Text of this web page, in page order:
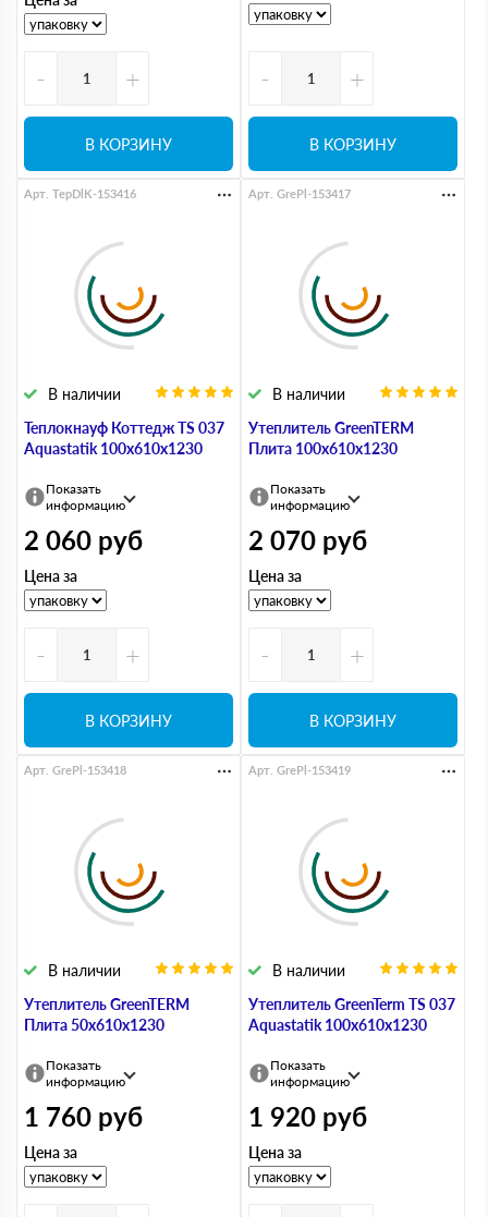
- +
В КОРЗИНУ
- +
В КОРЗИНУ
Теплокнауф Коттедж ТS 037
Aquastatik 100х610х1230
В наличии
Арт. TepDlK-153416
Показать
информацию
2 060 руб
Цена за
- +
В КОРЗИНУ
Утеплитель GreenTERM
Плита 100х610х1230
В наличии
Арт. GrePl-153417
Показать
информацию
2 070 руб
Цена за
- +
В КОРЗИНУ
Утеплитель GreenTERM
Плита 50х610х1230
В наличии
Арт. GrePl-153418
Показать
информацию
1 760 руб
Цена за
Утеплитель GreenTerm TS 037
Aquastatik 100х610х1230
В наличии
Арт. GrePl-153419
Показать
информацию
1 920 руб
Цена за